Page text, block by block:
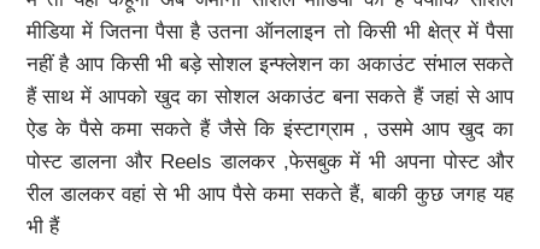
मीडिया में जितना पैसा है उतना ऑनलाइन तो किसी भी क्षेत्र में पैसा
नहीं है आप किसी भी बड़े सोशल इन्फ्लेशन का अकाउंट संभाल सकते
हैं साथ में आपको खुद का सोशल अकाउंट बना सकते हैं जहां से आप
ऐड के पैसे कमा सकते हैं जैसे कि इंस्टाग्राम , उसमे आप खुद का
पोस्ट डालना और Reels डालकर ,फेसबुक में भी अपना पोस्ट और
रील डालकर वहां से भी आप पैसे कमा सकते हैं, बाकी कुछ जगह यह
भी हैं